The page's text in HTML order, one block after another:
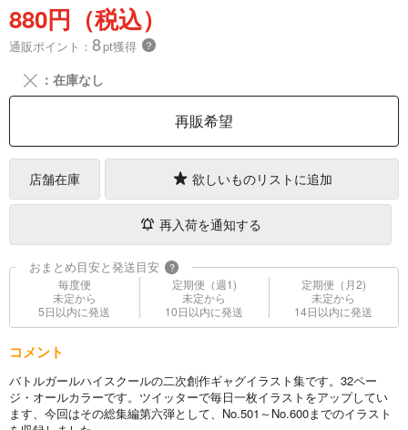
880円（税込）
通販ポイント： 8pt獲得 ？
╳ ：在庫なし
再販希望
店舗在庫 欲しいものリストに追加
再入荷を通知する
おまとめ目安と発送目安 ?
毎度便
未定から
5日以内に発送
定期便（週1)
未定から
10日以内に発送
定期便（月2)
未定から
14日以内に発送
コメント
バトルガールハイスクールの二次創作ギャグイラスト集です。32ペー
ジ・オールカラーです。ツイッターで毎日一枚イラストをアップしてい
ます、今回はその総集編第六弾として、No.501～No.600までのイラスト